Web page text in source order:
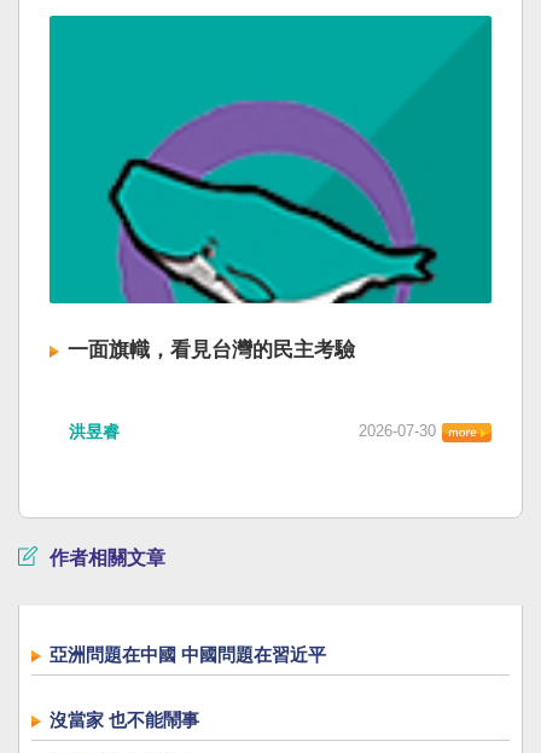
一面旗幟，看見台灣的民主考驗
洪昱睿 2026-07-30
作者相關文章
亞洲問題在中國 中國問題在習近平
沒當家 也不能鬧事